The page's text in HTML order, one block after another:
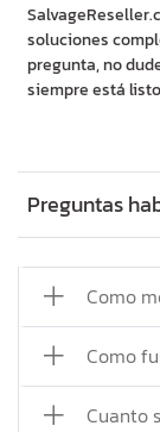
Preguntas
Como
Como
Cuanto
soluciones
pregunta, no
siempre está